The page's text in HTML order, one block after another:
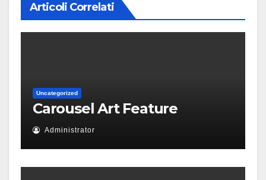
Articoli Correlati
Uncategorized
Carousel Art Feature
Administrator